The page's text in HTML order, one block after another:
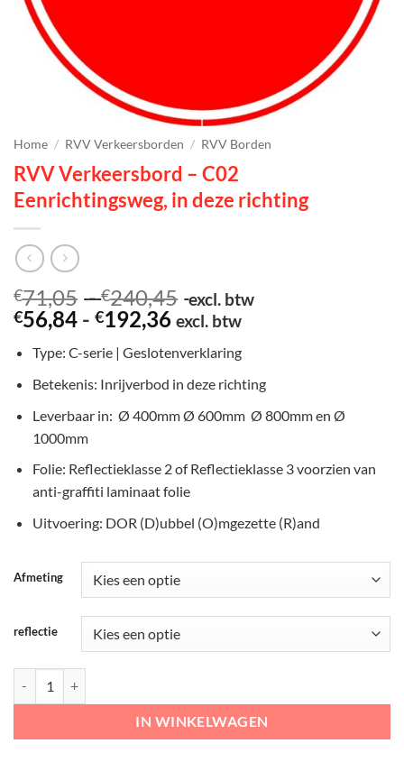
Home / RVV Verkeersborden / RVV Borden
RVV Verkeersbord – C02
Eenrichtingsweg, in deze richting
€71,05 - €240,45 Prijsklasse:
€71,05
€240,45
excl. btw
€56,84 - €192,36Prijsklasse:
tot
€192,36
excl. btw
Type: C-serie | Geslotenverklaring
Betekenis: Inrijverbod in deze richting
Leverbaar in: Ø 400mm Ø 600mm Ø 800mm en Ø
1000mm
Folie: Reflectieklasse 2 of Reflectieklasse 3 voorzien van
anti-graffiti laminaat folie
Uitvoering: DOR (D)ubbel (O)mgezette (R)and
Afmeting
reflectie
IN WINKELWAGEN